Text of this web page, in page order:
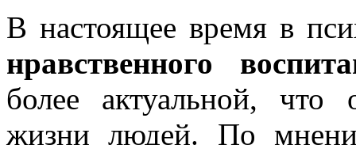
В настоящее время в
нравственного
более актуальной, что
жизни людей. По